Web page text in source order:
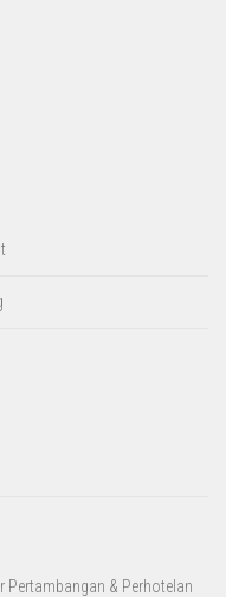
Pertambangan & Perhotelan